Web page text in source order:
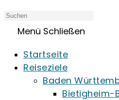
Menü Schließen
Startseite
Reiseziele
Baden
Bietigheim-